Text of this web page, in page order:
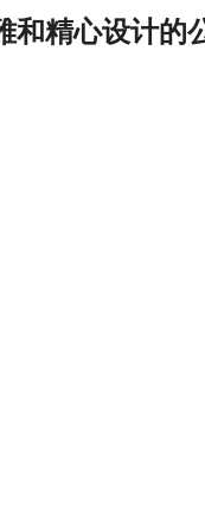
和精心设计的